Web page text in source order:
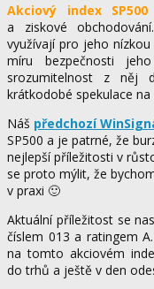
Akciový index SP500
a ziskové
využívají pro jeho
míru bezpečnosti
srozumitelnost z něj
krátkodobé spekulace na
Náš předchozí
SP500 a je patrné, že
nejlepší příležitosti v
se proto mýlit, že
v praxi 🙂
Aktuální příležitost se
číslem 013 a ratingem
na tomto akciovém
do trhů a ještě v den